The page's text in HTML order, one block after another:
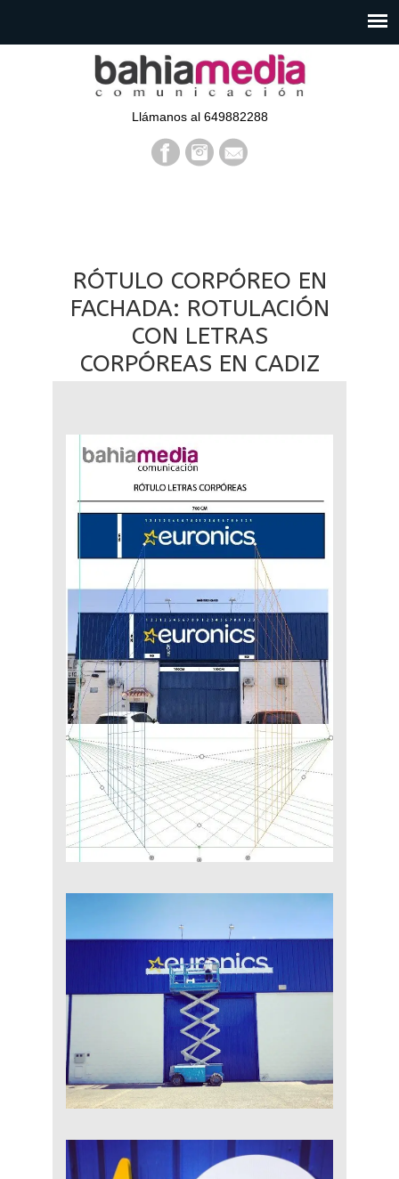
Llámanos al 649882288
RÓTULO CORPÓREO EN
FACHADA: ROTULACIÓN
CON LETRAS
CORPÓREAS EN CADIZ